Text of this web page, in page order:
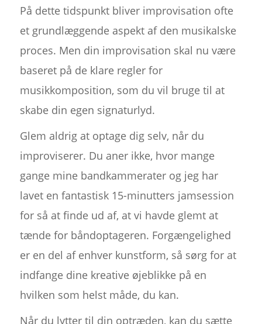
På dette tidspunkt bliver improvisation ofte
et grundlæggende aspekt af den musikalske
proces. Men din improvisation skal nu være
baseret på de klare regler for
musikkomposition, som du vil bruge til at
skabe din egen signaturlyd.
Glem aldrig at optage dig selv, når du
improviserer. Du aner ikke, hvor mange
gange mine bandkammerater og jeg har
lavet en fantastisk 15-minutters jamsession
for så at finde ud af, at vi havde glemt at
tænde for båndoptageren. Forgængelighed
er en del af enhver kunstform, så sørg for at
indfange dine kreative øjeblikke på en
hvilken som helst måde, du kan.
Når du lytter til din optræden, kan du sætte